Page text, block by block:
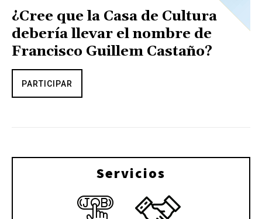
¿Cree que la Casa de Cultura
debería llevar el nombre de
Francisco Guillem Castaño?
PARTICIPAR
Servicios